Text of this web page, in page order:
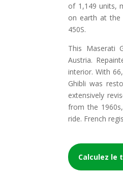
of 1,149 units,
on earth at the
450S.
This Maserati
Austria.
interior. With
Ghibli was
extensively
from the
ride. French
Calculez le